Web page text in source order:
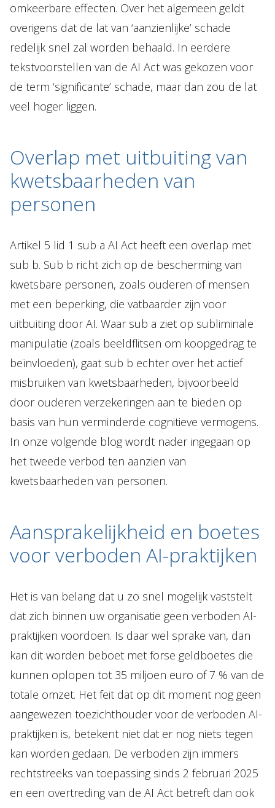
omkeerbare effecten. Over het algemeen geldt
overigens dat de lat van ‘aanzienlijke’ schade
redelijk snel zal worden behaald. In eerdere
tekstvoorstellen van de AI Act was gekozen voor
de term ‘significante’ schade, maar dan zou de lat
veel hoger liggen.
Overlap met uitbuiting van
kwetsbaarheden van
personen
Artikel 5 lid 1 sub a AI Act heeft een overlap met
sub b. Sub b richt zich op de bescherming van
kwetsbare personen, zoals ouderen of mensen
met een beperking, die vatbaarder zijn voor
uitbuiting door AI. Waar sub a ziet op subliminale
manipulatie (zoals beeldflitsen om koopgedrag te
beïnvloeden), gaat sub b echter over het actief
misbruiken van kwetsbaarheden, bijvoorbeeld
door ouderen verzekeringen aan te bieden op
basis van hun verminderde cognitieve vermogens.
In onze volgende blog wordt nader ingegaan op
het tweede verbod ten aanzien van
kwetsbaarheden van personen.
Aansprakelijkheid en boetes
voor verboden AI-praktijken
Het is van belang dat u zo snel mogelijk vaststelt
dat zich binnen uw organisatie geen verboden AI-
praktijken voordoen. Is daar wel sprake van, dan
kan dit worden beboet met forse geldboetes die
kunnen oplopen tot 35 miljoen euro of 7 % van de
totale omzet. Het feit dat op dit moment nog geen
aangewezen toezichthouder voor de verboden AI-
praktijken is, betekent niet dat er nog niets tegen
kan worden gedaan. De verboden zijn immers
rechtstreeks van toepassing sinds 2 februari 2025
en een overtreding van de AI Act betreft dan ook